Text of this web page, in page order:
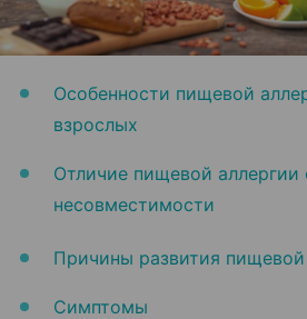
Особенности пищевой
взрослых
Отличие пищевой
несовместимости
Причины развития пищевой
Симптомы